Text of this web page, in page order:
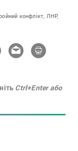
конфлікт, ЛНР,
Ctrl+Enter або